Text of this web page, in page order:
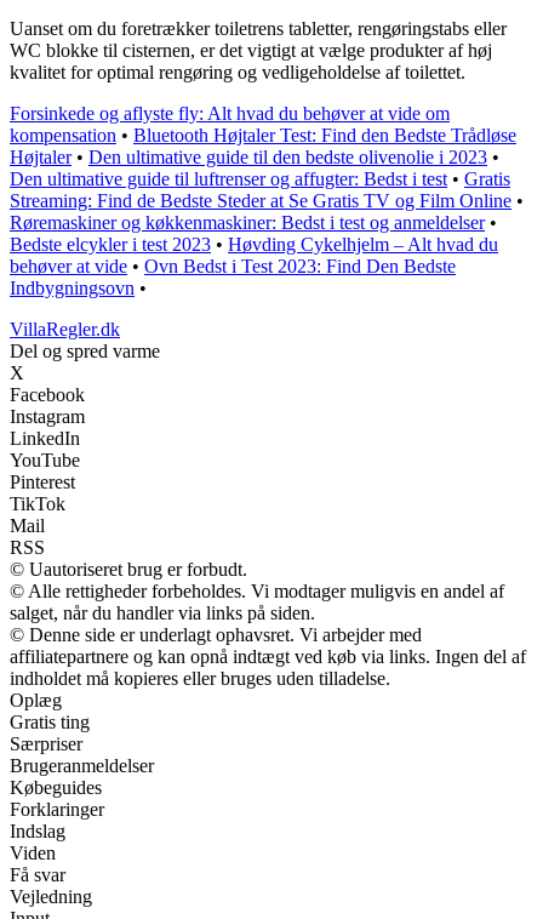
Uanset om du foretrækker toiletrens tabletter, rengøringstabs eller
WC blokke til cisternen, er det vigtigt at vælge produkter af høj
kvalitet for optimal rengøring og vedligeholdelse af toilettet.
Forsinkede og aflyste fly: Alt hvad du behøver at vide om
kompensation • Bluetooth Højtaler Test: Find den Bedste Trådløse
Højtaler• Den ultimative guide til den bedste olivenolie i 2023 •
Den ultimative guide til luftrenser og affugter: Bedst i test• Gratis
Streaming: Find de Bedste Steder at Se Gratis TV og Film Online •
Røremaskiner og køkkenmaskiner: Bedst i test og anmeldelser•
Bedste elcykler i test 2023 • Høvding Cykelhjelm – Alt hvad du
behøver at vide • Ovn Bedst i Test 2023: Find Den Bedste
Indbygningsovn •
VillaRegler.dk
Del og spred varme
X
Facebook
Instagram
LinkedIn
YouTube
Pinterest
TikTok
Mail
RSS
© Uautoriseret brug er forbudt.
© Alle rettigheder forbeholdes. Vi modtager muligvis en andel af
salget, når du handler via links på siden.
© Denne side er underlagt ophavsret. Vi arbejder med
affiliatepartnere og kan opnå indtægt ved køb via links. Ingen del af
indholdet må kopieres eller bruges uden tilladelse.
Oplæg
Gratis ting
Særpriser
Brugeranmeldelser
Købeguides
Forklaringer
Indslag
Viden
Få svar
Vejledning